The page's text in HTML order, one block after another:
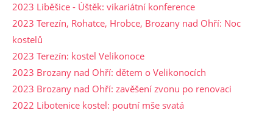
2023 Liběšice - Úštěk: vikariátní konference
2023 Terezín, Rohatce, Hrobce, Brozany nad Ohří: Noc
kostelů
2023 Terezín: kostel Velikonoce
2023 Brozany nad Ohří: dětem o Velikonocích
2023 Brozany nad Ohří: zavěšení zvonu po renovaci
2022 Libotenice kostel: poutní mše svatá